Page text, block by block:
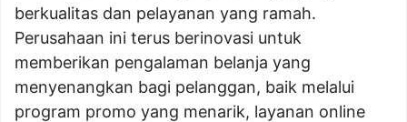
berkualitas dan pelayanan yang ramah.
Perusahaan ini terus berinovasi untuk
memberikan pengalaman belanja yang
menyenangkan bagi pelanggan, baik melalui
program promo yang menarik, layanan online